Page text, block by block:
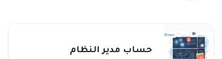
حساب مدير النظام